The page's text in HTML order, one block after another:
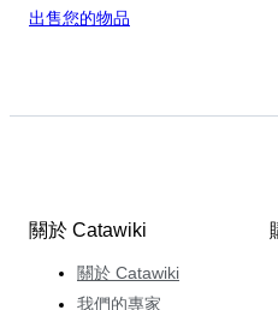
出售您的物品
關於 Catawiki
關於 Catawiki
我們的專家